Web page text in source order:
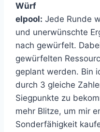
Würf
elpool: Jede Runde
und unerwünschte
nach gewürfelt.
gewürfelten
geplant werden. Bin
durch 3 gleiche
Siegpunkte zu
mehr Blitze, um mir
Sonderfähigkeit